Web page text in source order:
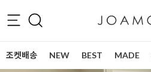
조켓배송 NEW BEST MADE